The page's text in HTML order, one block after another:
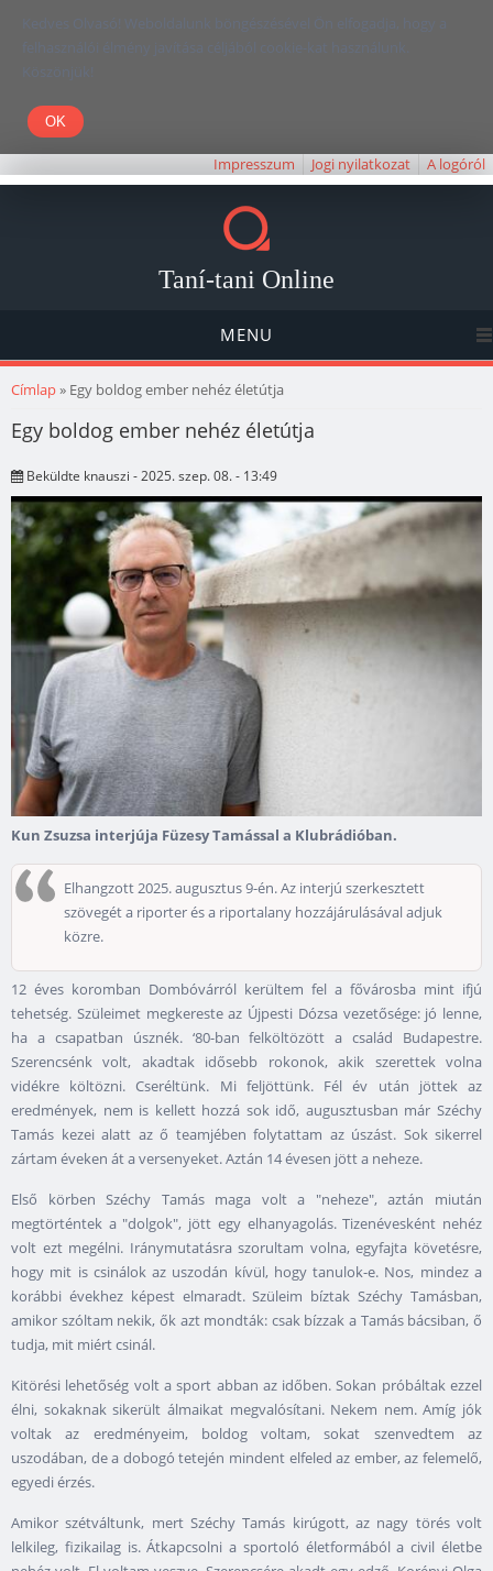
Kedves Olvasó! Weboldalunk böngészésével Ön elfogadja, hogy a
felhasználói élmény javítása céljából cookie-kat használunk.
Köszönjük!
Impresszum Jogi nyilatkozat A logóról
Taní-tani Online
MENU
Jelenlegi hely
Címlap» Egy boldog ember nehéz életútja
Egy boldog ember nehéz életútja
Beküldte knauszi - 2025. szep. 08. - 13:49
Kun Zsuzsa interjúja Füzesy Tamással a Klubrádióban.
Elhangzott 2025. augusztus 9-én. Az interjú szerkesztett
szövegét a riporter és a riportalany hozzájárulásával adjuk
közre.
12 éves koromban Dombóvárról kerültem fel a fővárosba mint ifjú
tehetség. Szüleimet megkereste az Újpesti Dózsa vezetősége: jó lenne,
ha a csapatban úsznék. ‘80-ban felköltözött a család Budapestre.
Szerencsénk volt, akadtak idősebb rokonok, akik szerettek volna
vidékre költözni. Cseréltünk. Mi feljöttünk. Fél év után jöttek az
eredmények, nem is kellett hozzá sok idő, augusztusban már Széchy
Tamás kezei alatt az ő teamjében folytattam az úszást. Sok sikerrel
zártam éveken át a versenyeket. Aztán 14 évesen jött a neheze.
Első körben Széchy Tamás maga volt a "neheze", aztán miután
megtörténtek a "dolgok", jött egy elhanyagolás. Tizenévesként nehéz
volt ezt megélni. Iránymutatásra szorultam volna, egyfajta követésre,
hogy mit is csinálok az uszodán kívül, hogy tanulok-e. Nos, mindez a
korábbi évekhez képest elmaradt. Szüleim bíztak Széchy Tamásban,
amikor szóltam nekik, ők azt mondták: csak bízzak a Tamás bácsiban, ő
tudja, mit miért csinál.
Kitörési lehetőség volt a sport abban az időben. Sokan próbáltak ezzel
élni, sokaknak sikerült álmaikat megvalósítani. Nekem nem. Amíg jók
voltak az eredményeim, boldog voltam, sokat szenvedtem az
uszodában, de a dobogó tetején mindent elfeled az ember, az felemelő,
egyedi érzés.
Amikor szétváltunk, mert Széchy Tamás kirúgott, az nagy törés volt
lelkileg, fizikailag is. Átkapcsolni a sportoló életformából a civil életbe